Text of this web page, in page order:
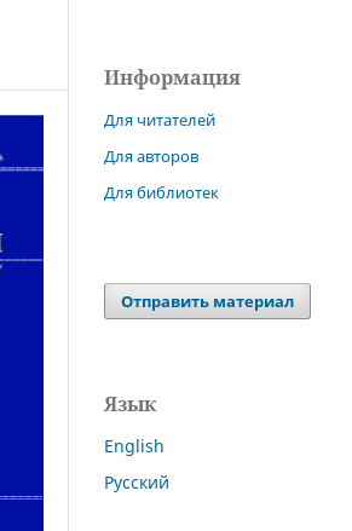
Информация
Для читателей
Для авторов
Для библиотек
Отправить материал
Язык
English
Русский